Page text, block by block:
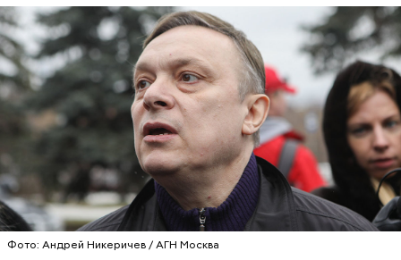
Фото: Андрей Никеричев / АГН Москва